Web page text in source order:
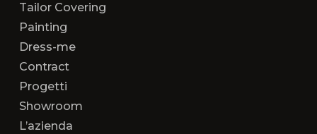
Tailor Covering
Painting
Dress-me
Contract
Progetti
Showroom
L’azienda